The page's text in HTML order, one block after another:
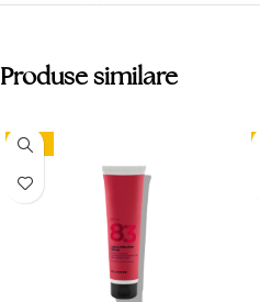
Produse similare
-15%